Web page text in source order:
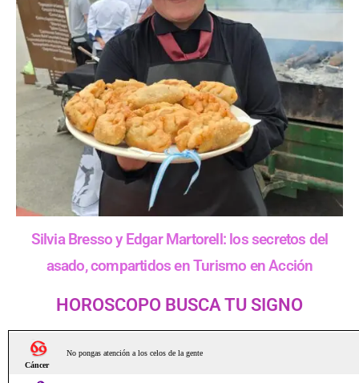
Silvia Bresso y Edgar Martorell: los secretos del
asado, compartidos en Turismo en Acción
HOROSCOPO BUSCA TU SIGNO